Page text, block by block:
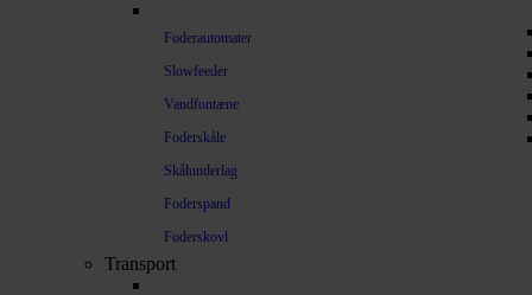
Foderautomater
Slowfeeder
Vandfontæne
Foderskåle
Skålunderlag
Foderspand
Foderskovl
Transport